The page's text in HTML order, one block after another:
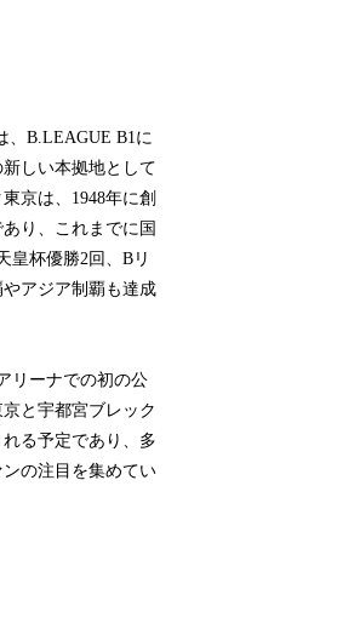
、B.LEAGUE B1に
しい本拠地として
京は、1948年に創
り、これまでに国
皇杯優勝2回、Bリ
アジア制覇も達成
リーナでの初の公
と宇都宮ブレック
る予定であり、多
の注目を集めてい